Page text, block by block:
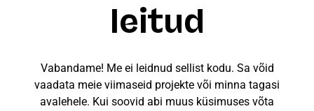
leitud
Vabandame! Me ei leidnud sellist kodu. Sa võid
vaadata meie viimaseid projekte või minna tagasi
avalehele. Kui soovid abi muus küsimuses võta